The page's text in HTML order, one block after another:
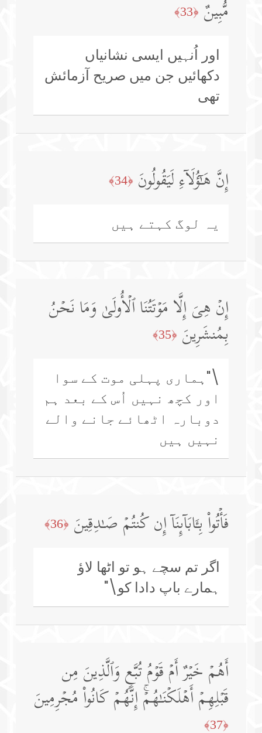
مُّبِینٌ ﴿33﴾
اور اُنہیں ایسی نشانیاں
دکھائیں جن میں صریح آزمائش
تھی
إِنَّ هَـٰۤؤُلَاۤءِ لَیَقُولُونَ ﴿34﴾
یہ لوگ کہتے ہیں
إِنۡ هِیَ إِلَّا مَوۡتَتُنَا ٱلۡأُولَىٰ وَمَا نَحۡنُ
بِمُنشَرِینَ ﴿35﴾
\"ہماری پہلی موت کے سوا
اور کچھ نہیں اُس کے بعد ہم
دوبارہ اٹھائے جانے والے
نہیں ہیں
فَأۡتُوا۟ بِـَٔابَاۤىِٕنَاۤ إِن كُنتُمۡ صَـٰدِقِینَ ﴿36﴾
اگر تم سچے ہو تو اٹھا لاؤ
ہمارے باپ دادا کو\"
أَهُمۡ خَیۡرٌ أَمۡ قَوۡمُ تُبَّعࣲ وَٱلَّذِینَ مِن
قَبۡلِهِمۡ أَهۡلَكۡنَـٰهُمۡۚ إِنَّهُمۡ كَانُوا۟ مُجۡرِمِینَ
﴿37﴾